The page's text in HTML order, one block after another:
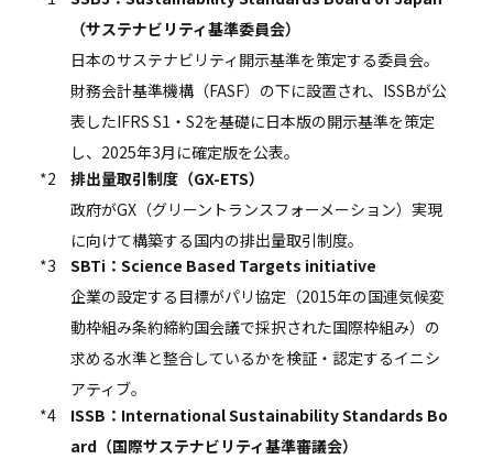
（サステナビリティ基準委員会）
日本のサステナビリティ開示基準を策定する委員会。
財務会計基準機構（FASF）の下に設置され、ISSBが公
表したIFRS S1・S2を基礎に日本版の開示基準を策定
し、2025年3月に確定版を公表。
*2
排出量取引制度（GX-ETS）
政府がGX（グリーントランスフォーメーション）実現
に向けて構築する国内の排出量取引制度。
*3
SBTi：Science Based Targets initiative
企業の設定する目標がパリ協定（2015年の国連気候変
動枠組み条約締約国会議で採択された国際枠組み）の
求める水準と整合しているかを検証・認定するイニシ
アティブ。
*4
ISSB：International Sustainability Standards Bo
ard（国際サステナビリティ基準審議会）